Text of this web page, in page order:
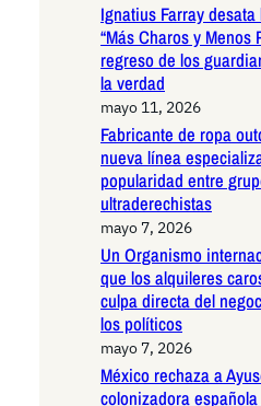
Ignatius Farray
“Más Charos y Menos
regreso de los
la verdad
mayo 11, 2026
Fabricante de ropa
nueva línea
popularidad entre
ultraderechistas
mayo 7, 2026
Un Organismo
que los alquileres
culpa directa del
los políticos
mayo 7, 2026
México rechaza a
colonizadora